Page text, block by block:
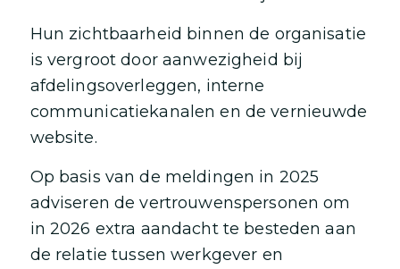
Hun zichtbaarheid binnen de organisatie
is vergroot door aanwezigheid bij
afdelingsoverleggen, interne
communicatiekanalen en de vernieuwde
website.
Op basis van de meldingen in 2025
adviseren de vertrouwenspersonen om
in 2026 extra aandacht te besteden aan
de relatie tussen werkgever en